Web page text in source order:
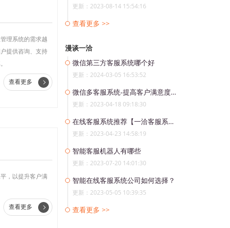
理系统的需求越
提供咨询、支持
查看更多
，以提升客户满
查看更多
更新：2023-08-14 15:54:16
查看更多 >>
漫谈一洽
微信第三方客服系统哪个好
更新：2024-03-05 16:53:52
微信多客服系统-提高客户满意度的利器
更新：2023-04-18 09:18:30
在线客服系统推荐【一洽客服系统】
更新：2023-04-23 14:58:19
智能客服机器人有哪些
更新：2023-07-20 14:01:30
智能在线客服系统公司如何选择？
更新：2023-05-05 10:39:35
查看更多 >>